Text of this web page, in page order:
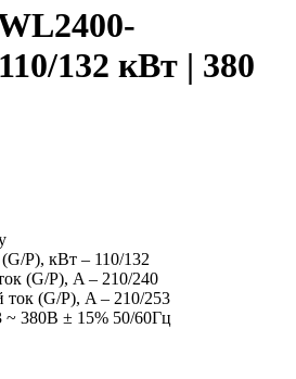
132 кВт | 380
P), кВт – 110/132
(G/P), A – 210/240
(G/P), A – 210/253
380B ± 15% 50/60Гц